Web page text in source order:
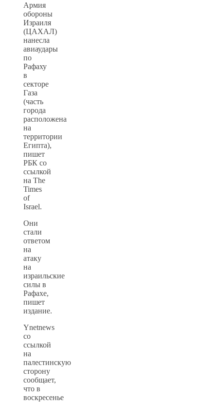
Армия
обороны
Израиля
(ЦАХАЛ)
нанесла
авиаудары
по
Рафаху
в
секторе
Газа
(часть
города
расположена
на
территории
Египта),
пишет
РБК со
ссылкой
на The
Times
of
Israel.
Они
стали
ответом
на
атаку
на
израильские
силы в
Рафахе,
пишет
издание.
Ynetnews
со
ссылкой
на
палестинскую
сторону
сообщает,
что в
воскресенье